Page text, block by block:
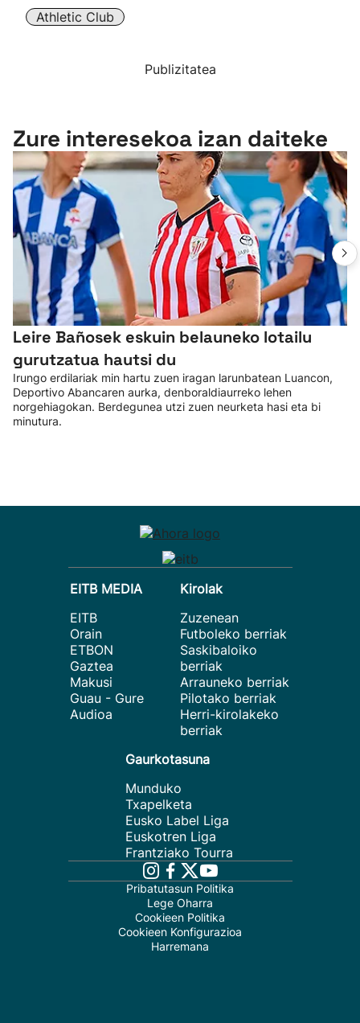
Athletic Club
Publizitatea
Zure interesekoa izan daiteke
Leire Bañosek eskuin belauneko lotailu
gurutzatua hautsi du
Irungo erdilariak min hartu zuen iragan larunbatean Luancon,
Deportivo Abancaren aurka, denboraldiaurreko lehen
norgehiagokan. Berdegunea utzi zuen neurketa hasi eta bi
minutura.
EITB MEDIA
EITB
Orain
ETBON
Gaztea
Makusi
Guau - Gure
Audioa
Kirolak
Zuzenean
Futboleko berriak
Saskibaloiko
berriak
Arrauneko berriak
Pilotako berriak
Herri-kirolakeko
berriak
Gaurkotasuna
Munduko
Txapelketa
Eusko Label Liga
Euskotren Liga
Frantziako Tourra
Pribatutasun Politika
Lege Oharra
Cookieen Politika
Cookieen Konfigurazioa
Harremana